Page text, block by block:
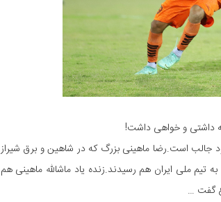
داشتی و خواهی داشت!
جالب است.رضا ماهینی بزرگ که در شاهین و برق شیراز
که به تیم ملی ایران هم رسیدند.زنده یاد ماشالله ماهینی هم
گفت …